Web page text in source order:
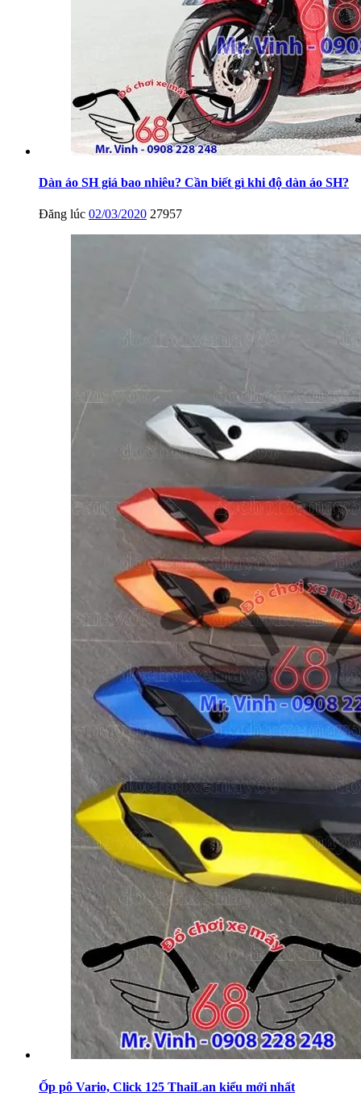
Dàn áo SH giá bao nhiêu? Cần biết gì khi độ dàn áo SH?
Đăng lúc 02/03/2020 27957
Ốp pô Vario, Click 125 ThaiLan kiểu mới nhất